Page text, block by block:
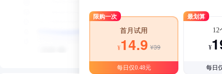
限购一次
首月试用
¥14.9 ¥39
每日仅0.48元
最划算
12
¥
每日